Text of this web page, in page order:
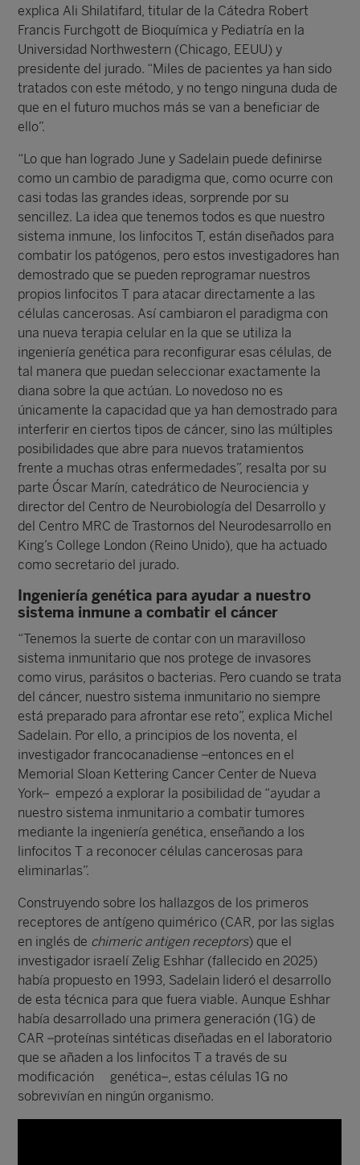
explica Ali Shilatifard, titular de la Cátedra Robert
Francis Furchgott de Bioquímica y Pediatría en la
Universidad Northwestern (Chicago, EEUU) y
presidente del jurado. “Miles de pacientes ya han sido
tratados con este método, y no tengo ninguna duda de
que en el futuro muchos más se van a beneficiar de
ello”.
“Lo que han logrado June y Sadelain puede definirse
como un cambio de paradigma que, como ocurre con
casi todas las grandes ideas, sorprende por su
sencillez. La idea que tenemos todos es que nuestro
sistema inmune, los linfocitos T, están diseñados para
combatir los patógenos, pero estos investigadores han
demostrado que se pueden reprogramar nuestros
propios linfocitos T para atacar directamente a las
células cancerosas. Así cambiaron el paradigma con
una nueva terapia celular en la que se utiliza la
ingeniería genética para reconfigurar esas células, de
tal manera que puedan seleccionar exactamente la
diana sobre la que actúan. Lo novedoso no es
únicamente la capacidad que ya han demostrado para
interferir en ciertos tipos de cáncer, sino las múltiples
posibilidades que abre para nuevos tratamientos
frente a muchas otras enfermedades”, resalta por su
parte Óscar Marín, catedrático de Neurociencia y
director del Centro de Neurobiología del Desarrollo y
del Centro MRC de Trastornos del Neurodesarrollo en
King’s College London (Reino Unido), que ha actuado
como secretario del jurado.
Ingeniería genética para ayudar a nuestro
sistema inmune a combatir el cáncer
“Tenemos la suerte de contar con un maravilloso
sistema inmunitario que nos protege de invasores
como virus, parásitos o bacterias. Pero cuando se trata
del cáncer, nuestro sistema inmunitario no siempre
está preparado para afrontar ese reto”, explica Michel
Sadelain. Por ello, a principios de los noventa, el
investigador francocanadiense –entonces en el
Memorial Sloan Kettering Cancer Center de Nueva
York– empezó a explorar la posibilidad de “ayudar a
nuestro sistema inmunitario a combatir tumores
mediante la ingeniería genética, enseñando a los
linfocitos T a reconocer células cancerosas para
eliminarlas”.
Construyendo sobre los hallazgos de los primeros
receptores de antígeno quimérico (CAR, por las siglas
en inglés de chimeric antigen receptors) que el
investigador israelí Zelig Eshhar (fallecido en 2025)
había propuesto en 1993, Sadelain lideró el desarrollo
de esta técnica para que fuera viable. Aunque Eshhar
había desarrollado una primera generación (1G) de
CAR –proteínas sintéticas diseñadas en el laboratorio
que se añaden a los linfocitos T a través de su
modificación genética–, estas células 1G no
sobrevivían en ningún organismo.